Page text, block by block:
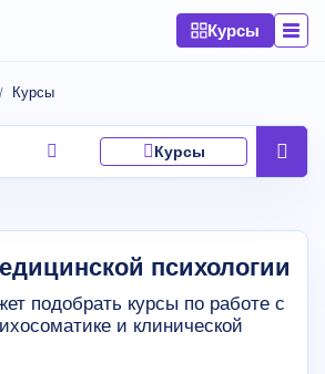
Курсы
Курсы
психологии
подобрать курсы по работе с
и клинической
Курсы